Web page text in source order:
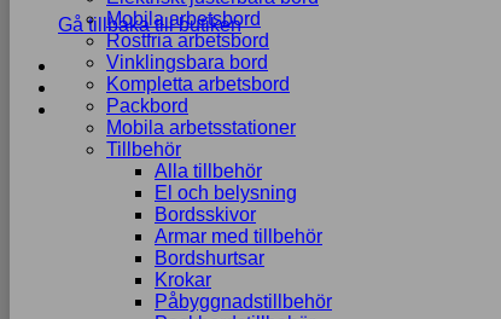
Gå tillbaka till butiken
Mobila arbetsbord
Rostfria arbetsbord
Vinklingsbara bord
Kompletta arbetsbord
Packbord
Mobila arbetsstationer
Tillbehör
Alla tillbehör
El och belysning
Bordsskivor
Armar med tillbehör
Bordshurtsar
Krokar
Påbyggnadstillbehör